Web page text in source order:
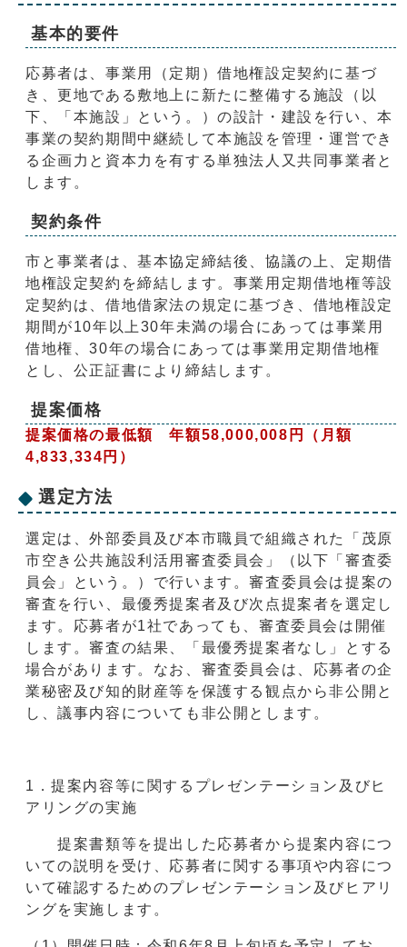
基本的要件
応募者は、事業用（定期）借地権設定契約に基づ
き、更地である敷地上に新たに整備する施設（以
下、「本施設」という。）の設計・建設を行い、本
事業の契約期間中継続して本施設を管理・運営でき
る企画力と資本力を有する単独法人又共同事業者と
します。
契約条件
市と事業者は、基本協定締結後、協議の上、定期借
地権設定契約を締結します。事業用定期借地権等設
定契約は、借地借家法の規定に基づき、借地権設定
期間が10年以上30年未満の場合にあっては事業用
借地権、30年の場合にあっては事業用定期借地権
とし、公正証書により締結します。
提案価格
提案価格の最低額 年額58,000,008円（月額
4,833,334円）
選定方法
選定は、外部委員及び本市職員で組織された「茂原
市空き公共施設利活用審査委員会」（以下「審査委
員会」という。）で行います。審査委員会は提案の
審査を行い、最優秀提案者及び次点提案者を選定し
ます。応募者が1社であっても、審査委員会は開催
します。審査の結果、「最優秀提案者なし」とする
場合があります。なお、審査委員会は、応募者の企
業秘密及び知的財産等を保護する観点から非公開と
し、議事内容についても非公開とします。
1．提案内容等に関するプレゼンテーション及びヒ
アリングの実施
提案書類等を提出した応募者から提案内容につ
いての説明を受け、応募者に関する事項や内容につ
いて確認するためのプレゼンテーション及びヒアリ
ングを実施します。